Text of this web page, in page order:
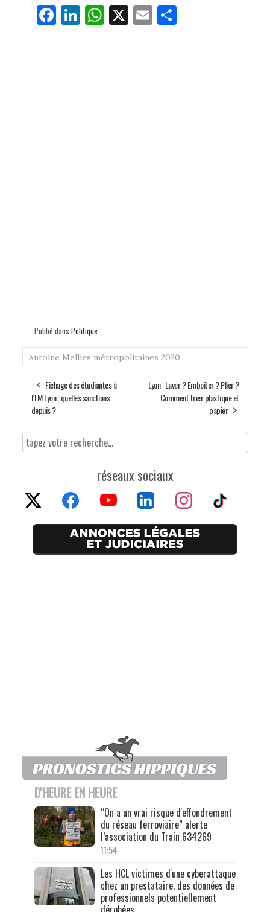
Fa
ce
Li
nk
W
ha
X E
m
Pa
Publié dans Politique
Antoine Mellies métropolitaines 2020
Fichage des étudiantes à
l’EM Lyon : quelles sanctions
depuis ?
Lyon : Laver ? Emboîter ? Plier ?
Comment trier plastique et
papier
réseaux sociaux
D'HEURE EN HEURE
“On a un vrai risque d'effondrement
du réseau ferroviaire” alerte
l’association du Train 634269
11:54
Les HCL victimes d'une cyberattaque
chez un prestataire, des données de
professionnels potentiellement